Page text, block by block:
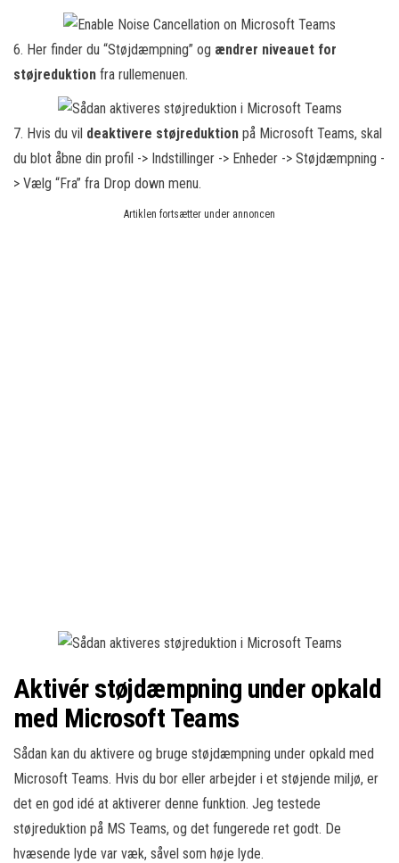
6. Her finder du “Støjdæmpning” og ændrer niveauet for
støjreduktion fra rullemenuen.
7. Hvis du vil deaktivere støjreduktion på Microsoft Teams, skal
du blot åbne din profil -> Indstillinger -> Enheder -> Støjdæmpning -
> Vælg “Fra” fra Drop down menu.
Artiklen fortsætter under annoncen
Aktivér støjdæmpning under opkald
med Microsoft Teams
Sådan kan du aktivere og bruge støjdæmpning under opkald med
Microsoft Teams. Hvis du bor eller arbejder i et støjende miljø, er
det en god idé at aktiverer denne funktion. Jeg testede
støjreduktion på MS Teams, og det fungerede ret godt. De
hvæsende lyde var væk, såvel som høje lyde.